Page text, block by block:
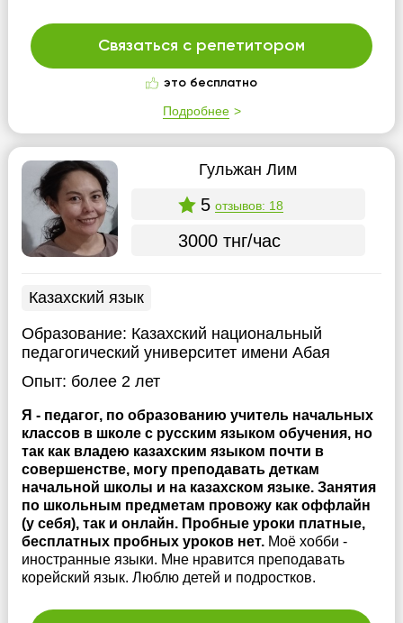
Связаться с репетитором
это бесплатно
Подробнее
Гульжан Лим
5 отзывов: 18
3000 тнг/час
Казахский язык
Образование: Казахский национальный
педагогический университет имени Абая
Опыт: более 2 лет
Я - педагог, по образованию учитель начальных
классов в школе с русским языком обучения, но
так как владею казахским языком почти в
совершенстве, могу преподавать деткам
начальной школы и на казахском языке. Занятия
по школьным предметам провожу как оффлайн
(у себя), так и онлайн. Пробные уроки платные,
бесплатных пробных уроков нет. Моё хобби -
иностранные языки. Мне нравится преподавать
корейский язык. Люблю детей и подростков.